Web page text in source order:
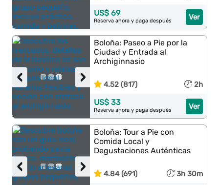
Ver
US$ 69
Reserva ahora y paga después
›
‹
Boloña: Paseo a Pie por la
Ciudad y Entrada al
Archiginnasio
4.52 (817) 2h
Ver
US$ 33
Reserva ahora y paga después
›
‹
Boloña: Tour a Pie con
Comida Local y
Degustaciones Auténticas
4.84 (691) 3h 30m